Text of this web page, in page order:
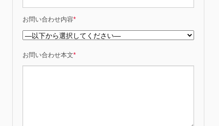
お問い合わせ内容*
お問い合わせ本文*